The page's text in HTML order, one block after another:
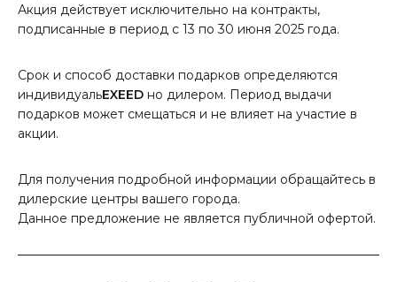
Акция действует исключительно на контракты,
подписанные в период с 13 по 30 июня 2025 года.
Срок и способ доставки подарков определяются
индивидуальEXEED но дилером. Период выдачи
подарков может смещаться и не влияет на участие в
акции.
Для получения подробной информации обращайтесь в
дилерские центры вашего города.
Данное предложение не является публичной офертой.